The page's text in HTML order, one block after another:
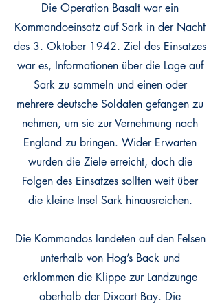
Die Operation Basalt war ein
Kommandoeinsatz auf Sark in der Nacht
des 3. Oktober 1942. Ziel des Einsatzes
war es, Informationen über die Lage auf
Sark zu sammeln und einen oder
mehrere deutsche Soldaten gefangen zu
nehmen, um sie zur Vernehmung nach
England zu bringen. Wider Erwarten
wurden die Ziele erreicht, doch die
Folgen des Einsatzes sollten weit über
die kleine Insel Sark hinausreichen.
Die Kommandos landeten auf den Felsen
unterhalb von Hog’s Back und
erklommen die Klippe zur Landzunge
oberhalb der Dixcart Bay. Die